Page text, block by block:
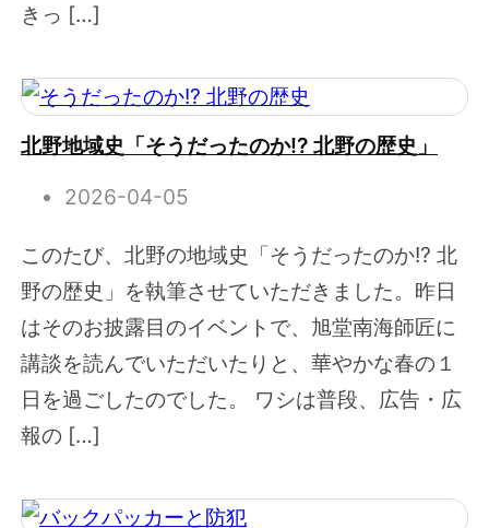
きっ […]
北野地域史「そうだったのか!? 北野の歴史」
2026-04-05
このたび、北野の地域史「そうだったのか!? 北
野の歴史」を執筆させていただきました。昨日
はそのお披露目のイベントで、旭堂南海師匠に
講談を読んでいただいたりと、華やかな春の１
日を過ごしたのでした。 ワシは普段、広告・広
報の […]